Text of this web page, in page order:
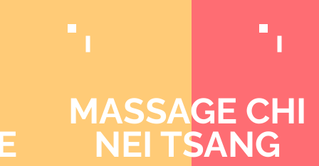
MASSAGE CHI
NEI TSANG